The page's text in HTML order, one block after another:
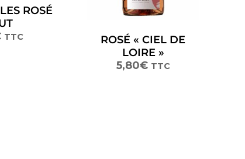
ROSÉ
TTC
ROSÉ « CIEL DE
LOIRE »
5,80€ TTC